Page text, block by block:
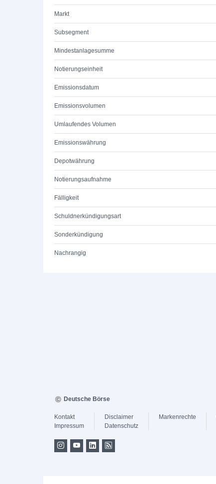
Markt
Subsegment
Mindestanlagesumme
Notierungseinheit
Emissionsdatum
Emissionsvolumen
Umlaufendes Volumen
Emissionswährung
Depotwährung
Notierungsaufnahme
Fälligkeit
Schuldnerkündigungsart
Sonderkündigung
Nachrangig
Deutsche Börse
Kontakt
Impressum
Disclaimer
Datenschutz
Markenrechte